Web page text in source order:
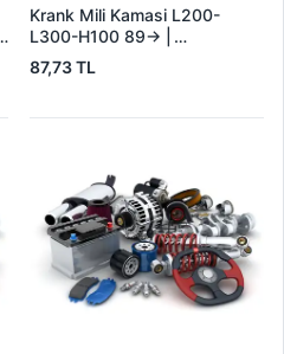
Krank Mili Kamasi L200-
L300-H100 89-> |
WAGENBURG 10233024 |
OEM 23141-42000
87,73 TL